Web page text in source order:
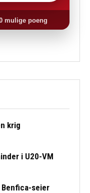
mulige poeng
krig
i U20-VM
seier